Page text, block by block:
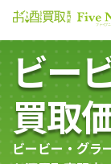
ビー
買取
ビービー・グラ